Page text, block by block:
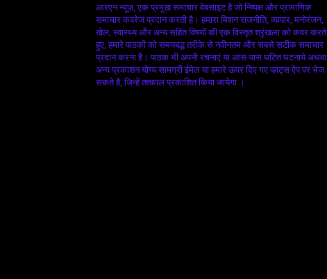
आरएन न्यूज़, एक प्रमुख समाचार वेबसाइट है जो निष्पक्ष और प्रामाणिक
समाचार कवरेज प्रदान करती है। हमारा मिशन राजनीति, व्यापार, मनोरंजन,
खेल, स्वास्थ्य और अन्य सहित विषयों की एक विस्तृत श्रृंखला को कवर करते
हुए, हमारे पाठकों को समयबद्ध तरीके से नवीनतम और सबसे सटीक समाचार
प्रदान करना है। पाठक भी अपनी रचनाएं या आस-पास घटित घटनाये अथवा
अन्य प्रकाशन योग्य सामग्री ईमेल या हमारे ऊपर दिए गए व्हाट्स ऐप पर भेज
सकते है, जिन्हें तत्काल प्रकाशित किया जायेगा ।